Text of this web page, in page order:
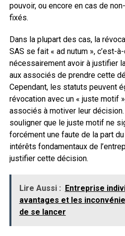
pouvoir, ou encore en cas de
fixés.
Dans la plupart des cas, la
SAS se fait « ad nutum », c’est-
nécessairement avoir à justifier
aux associés de prendre cette
Cependant, les statuts peuvent
révocation avec un « juste motif
associés à motiver leur
souligner que le juste motif ne
forcément une faute de la part
intérêts fondamentaux de
justifier cette décision.
Lire Aussi : Entreprise
avantages et les
de se lancer